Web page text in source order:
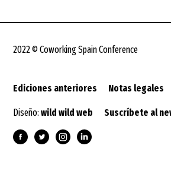
2022 © Coworking Spain Conference
Ediciones anteriores Notas legales
Diseño:wild wild web Suscríbete al